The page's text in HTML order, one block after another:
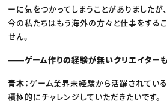
ーに気をつかってしまうことがありましたが
今の私たちはもう海外の方々と仕事をする
せん。
――ゲーム作りの経験が無いクリエイター
青木：ゲーム業界未経験から活躍されている
積極的にチャレンジしていただきたいです。